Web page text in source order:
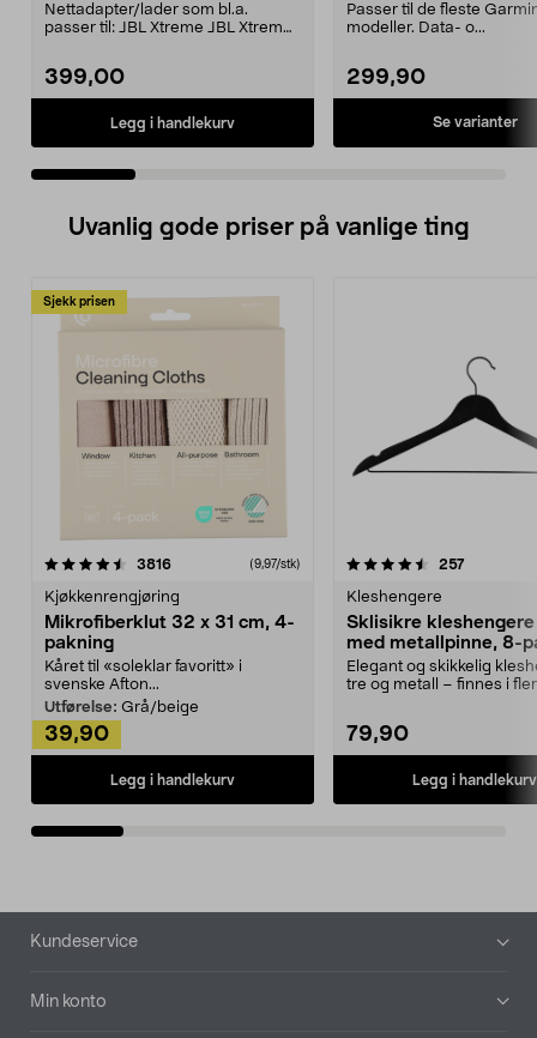
Nettadapter/lader som bl.a.
passer til: JBL Xtreme JBL Xtreme
399,00
Legg i handlekurv
Passer til de fleste
modeller. Data- o...
299,90
Se varianter
Uvanlig gode priser på vanlige ting
Sjekk prisen
3816anmeldelser(9,97/stk)
Kjøkkenrengjøring
Mikrofiberklut 32 x 31 cm, 4-
pakning
Kåret til «soleklar favoritt» i
svenske Afton...
Utførelse: Grå/beige
39,90
Legg i handlekurv
4.5av 5 stjerner 257
Kleshengere
Sklisikre
med metallpinne, 8-
Elegant og skikkelig
tre og metall – finnes i
79,90
Legg i handlekurv
4.5av 5 stjerner
Bunntekst
Kundeservice
Min konto